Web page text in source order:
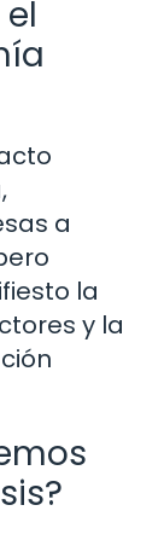
a
la
y la